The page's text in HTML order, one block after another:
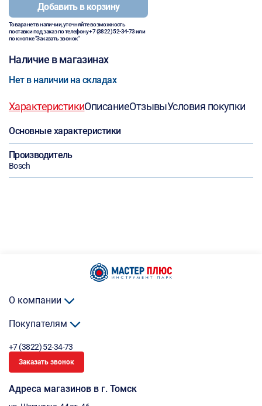
Добавить в корзину
Товара нет в наличии, уточняйте возможность
поставки под заказ по телефону+7 (3822) 52-34-73или
по кнопке "Заказать звонок"
Наличие в магазинах
Нет в наличии на складах
ХарактеристикиОписаниеОтзывыУсловия покупки
Основные характеристики
Производитель
Bosch
О компании
Покупателям
+7 (3822) 52-34-73
Заказать звонок
Адреса магазинов в г. Томск